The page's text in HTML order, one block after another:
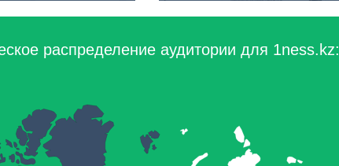
распределение аудитории для 1ness.kz: